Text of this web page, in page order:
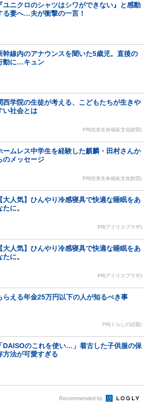
『ユニクロのシャツはシワができない』と感動
る妻へ…夫が衝撃の一言！
幹線内のアナウンスを聞いた5歳児。直後の
動に…キュン
西学院の生徒が考える、こどもたちが生きや
い社会とは
PR(住友生命福祉文化財団)
ームレス中学生を経験した麒麟・田村さんか
のメッセージ
PR(住友生命福祉文化財団)
【大人気】ひんやり冷感寝具で快適な睡眠をあ
たに。
PR(アイリスプラザ)
【大人気】ひんやり冷感寝具で快適な睡眠をあ
たに。
PR(アイリスプラザ)
らえる年金25万円以下の人が知るべき事
PR(くらしの話題)
「DAISOのこれを使い…」着古した子供服の保
方法が可愛すぎる
Recommended by